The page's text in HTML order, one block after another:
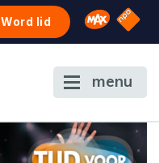
Word lid Omroep
NPO
menu